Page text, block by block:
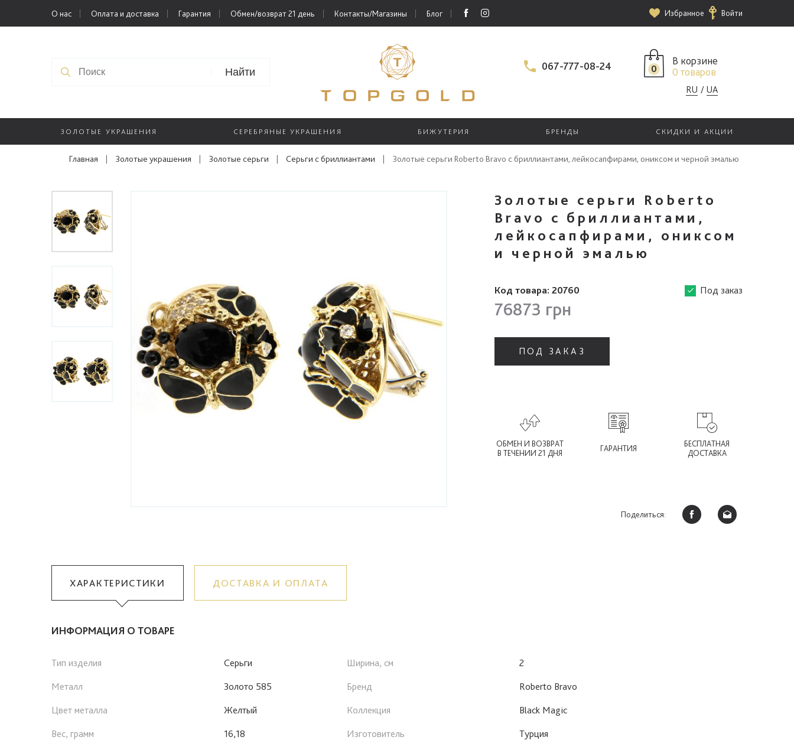
О нас Оплата и доставка Гарантия Обмен/возврат 21 день Контакты/Магазины Блог Избранное Войти
Найти 067-777-08-24 0
В корзине
0 товаров
RU UA
ЗОЛОТЫЕ УКРАШЕНИЯ СЕРЕБРЯНЫЕ УКРАШЕНИЯ БИЖУТЕРИЯ БРЕНДЫ СКИДКИ И АКЦИИ
Главная | Золотые украшения | Золотые серьги | Серьги с бриллиантами | Золотые серьги Roberto Bravo с бриллиантами, лейкосапфирами, ониксом и черной эмалью
Золотые серьги Roberto
Bravo с бриллиантами,
лейкосапфирами, ониксом
и черной эмалью
Код товара: 20760 Под заказ
76873 грн
ПОД ЗАКАЗ
ОБМЕН И ВОЗВРАТ
В ТЕЧЕНИИ 21 ДНЯ
ГАРАНТИЯ
БЕСПЛАТНАЯ
ДОСТАВКА
Поделиться:
ХАРАКТЕРИСТИКИ ДОСТАВКА И ОПЛАТА
ИНФОРМАЦИЯ О ТОВАРЕ
Тип изделия
Серьги
Металл
Золото 585
Цвет металла
Желтый
Вес, грамм
16,18
Ширина, см
2
Бренд
Roberto Bravo
Коллекция
Black Magic
Изготовитель
Турция